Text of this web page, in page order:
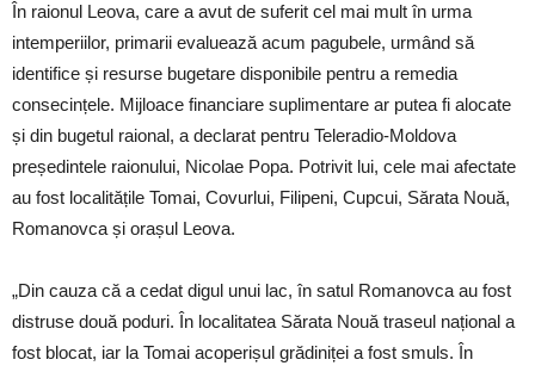
În raionul Leova, care a avut de suferit cel mai mult în urma
intemperiilor, primarii evaluează acum pagubele, urmând să
identifice și resurse bugetare disponibile pentru a remedia
consecințele. Mijloace financiare suplimentare ar putea fi alocate
și din bugetul raional, a declarat pentru Teleradio-Moldova
președintele raionului, Nicolae Popa. Potrivit lui, cele mai afectate
au fost localitățile Tomai, Covurlui, Filipeni, Cupcui, Sărata Nouă,
Romanovca și orașul Leova.
„Din cauza că a cedat digul unui lac, în satul Romanovca au fost
distruse două poduri. În localitatea Sărata Nouă traseul național a
fost blocat, iar la Tomai acoperișul grădiniței a fost smuls. În